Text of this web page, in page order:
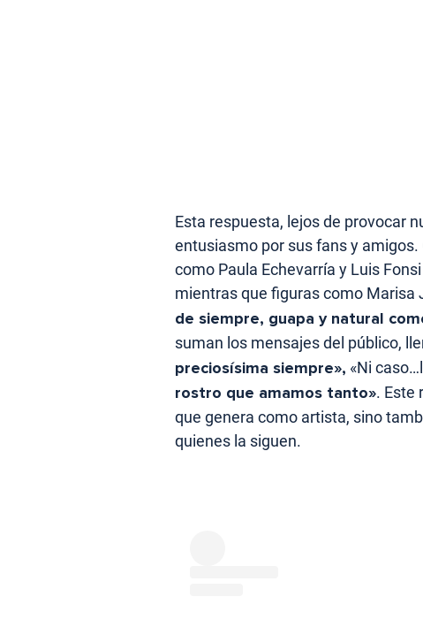
Esta respuesta, lejos de provocar
entusiasmo por sus fans y
como Paula Echevarría y Luis
mientras que figuras como Marisa
de siempre, guapa y natural
suman los mensajes del público,
preciosísima siempre», «Ni
rostro que amamos tanto». Este
que genera como artista, sino
quienes la siguen.